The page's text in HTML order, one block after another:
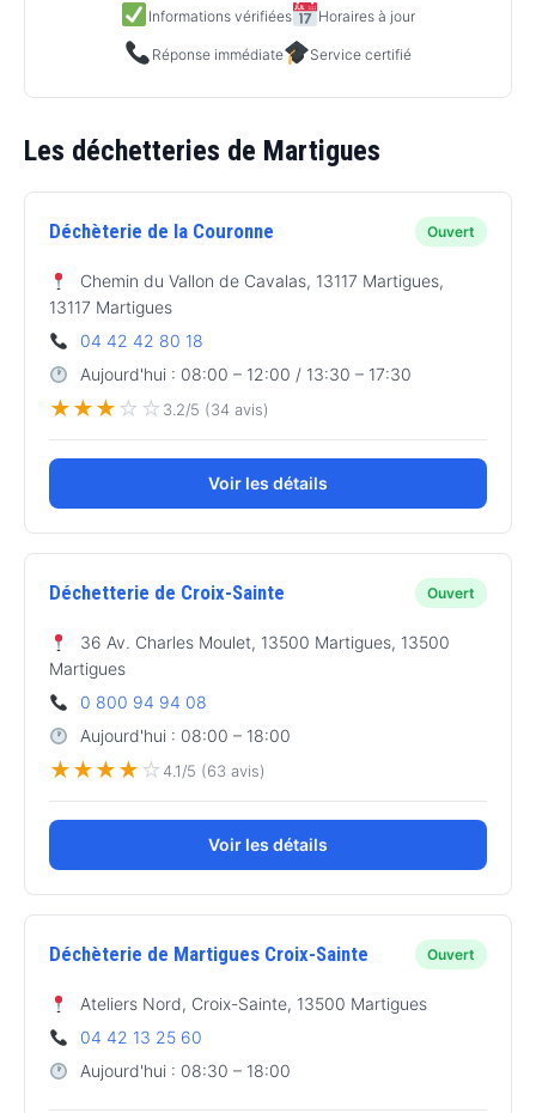
Informations vérifiées Horaires à jour
Réponse immédiate Service certifié
Les déchetteries de Martigues
Déchèterie de la Couronne Ouvert
Chemin du Vallon de Cavalas, 13117 Martigues,
13117 Martigues
04 42 42 80 18
Aujourd'hui : 08:00 – 12:00 / 13:30 – 17:30
★★★☆ ☆ 3.2/5 (34 avis)
Voir les détails
Déchetterie de Croix-Sainte Ouvert
36 Av. Charles Moulet, 13500 Martigues, 13500
Martigues
0 800 94 94 08
Aujourd'hui : 08:00 – 18:00
★★★★☆ 4.1/5 (63 avis)
Voir les détails
Déchèterie de Martigues Croix-Sainte Ouvert
Ateliers Nord, Croix-Sainte, 13500 Martigues
04 42 13 25 60
Aujourd'hui : 08:30 – 18:00